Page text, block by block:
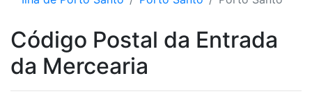
Código Postal da Entrada
da Mercearia